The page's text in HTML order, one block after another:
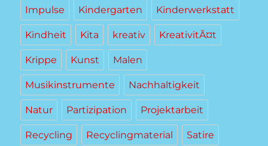
Impulse Kindergarten Kinderwerkstatt
Kindheit Kita kreativ KreativitÃ¤t
Krippe Kunst Malen
Musikinstrumente Nachhaltigkeit
Natur Partizipation Projektarbeit
Recycling Recyclingmaterial Satire